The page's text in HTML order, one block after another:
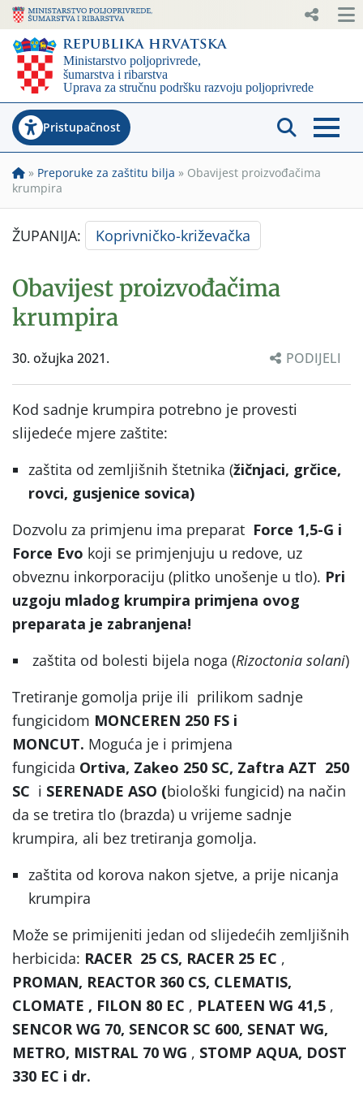
Pristupačnost
» Preporuke za zaštitu bilja » Obavijest proizvođačima
krumpira
ŽUPANIJA: Koprivničko-križevačka
Obavijest proizvođačima
krumpira
30. ožujka 2021. PODIJELI
Kod sadnje krumpira potrebno je provesti
slijedeće mjere zaštite:
zaštita od zemljišnih štetnika (žičnjaci, grčice,
rovci, gusjenice sovica)
Dozvolu za primjenu ima preparat Force 1,5-G i
Force Evo koji se primjenjuju u redove, uz
obveznu inkorporaciju (plitko unošenje u tlo). Pri
uzgoju mladog krumpira primjena ovog
preparata je zabranjena!
zaštita od bolesti bijela noga (Rizoctonia solani)
Tretiranje gomolja prije ili prilikom sadnje
fungicidom MONCEREN 250 FS i
MONCUT. Moguća je i primjena
fungicida Ortiva, Zakeo 250 SC, Zaftra AZT 250
SC i SERENADE ASO (biološki fungicid) na način
da se tretira tlo (brazda) u vrijeme sadnje
krumpira, ali bez tretiranja gomolja.
zaštita od korova nakon sjetve, a prije nicanja
krumpira
Može se primijeniti jedan od slijedećih zemljišnih
herbicida: RACER 25 CS, RACER 25 EC ,
PROMAN, REACTOR 360 CS, CLEMATIS,
CLOMATE , FILON 80 EC , PLATEEN WG 41,5 ,
SENCOR WG 70, SENCOR SC 600, SENAT WG,
METRO, MISTRAL 70 WG , STOMP AQUA, DOST
330 EC i dr.